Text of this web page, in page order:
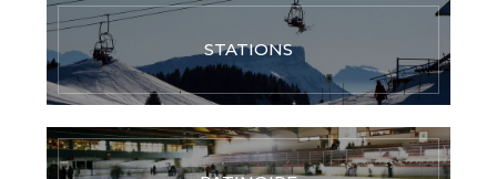
STATIONS